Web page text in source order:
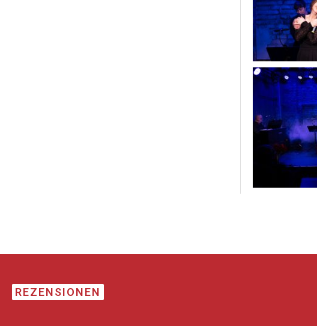
REZENSIONEN